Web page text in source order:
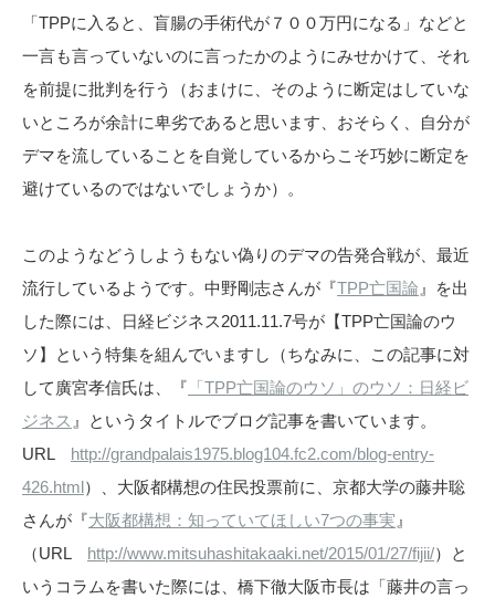
「TPPに入ると、盲腸の手術代が７００万円になる」などと
一言も言っていないのに言ったかのようにみせかけて、それ
を前提に批判を行う（おまけに、そのように断定はしていな
いところが余計に卑劣であると思います、おそらく、自分が
デマを流していることを自覚しているからこそ巧妙に断定を
避けているのではないでしょうか）。
このようなどうしようもない偽りのデマの告発合戦が、最近
流行しているようです。中野剛志さんが『TPP亡国論 』を出
した際には、日経ビジネス2011.11.7号が【TPP亡国論のウ
ソ】という特集を組んでいますし（ちなみに、この記事に対
して廣宮孝信氏は、『 「TPP亡国論のウソ」のウソ：日経ビ
ジネス 』というタイトルでブログ記事を書いています。
URL http://grandpalais1975.blog104.fc2.com/blog-entry-
426.html）、大阪都構想の住民投票前に、京都大学の藤井聡
さんが『大阪都構想：知っていてほしい7つの事実 』
（URL http://www.mitsuhashitakaaki.net/2015/01/27/fijii/）と
いうコラムを書いた際には、橋下徹大阪市長は「藤井の言っ